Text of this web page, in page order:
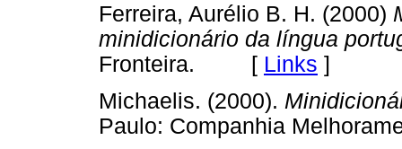
Ferreira, Aurélio B. H. (2000)
minidicionário da língua
Fronteira. [ Links ]
Michaelis. (2000).
Paulo: Companhia